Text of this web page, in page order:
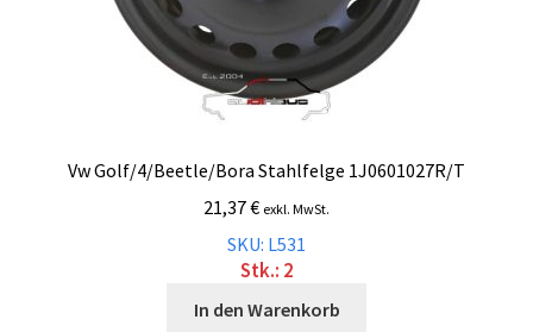
Vw Golf/4/Beetle/Bora Stahlfelge 1J0601027R/T
21,37€ exkl. MwSt.
SKU: L531
Stk.: 2
In den Warenkorb